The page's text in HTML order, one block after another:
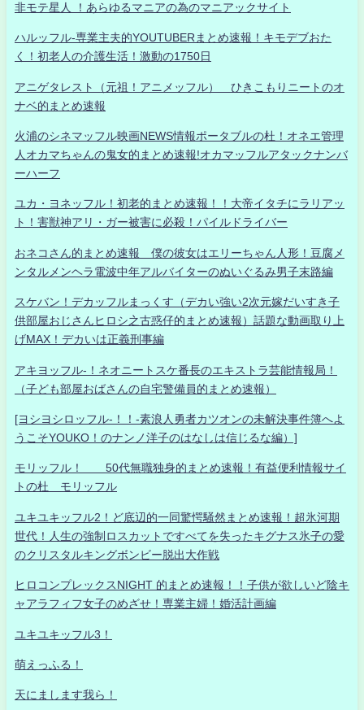
非モテ星人 ！あらゆるマニアの為のマニアックサイト
ハルッフル-専業主夫的YOUTUBERまとめ速報！キモデブおた
く！初老人の介護生活！激動の1750日
アニゲタレスト（元祖！アニメッフル） ひきこもりニートのオ
ナベ的まとめ速報
火浦のシネマッフル映画NEWS情報ポータブルの杜！オネエ管理
人オカマちゃんの鬼女的まとめ速報!オカマッフルアタックナンバ
ーハーフ
ユカ・ヨネッフル！初老的まとめ速報！！大帝イタチにラリアッ
ト！害獣神アリ・ガー被害に必殺！パイルドライバー
おネコさん的まとめ速報 僕の彼女はエリーちゃん人形！豆腐メ
ンタルメンヘラ電波中年アルバイターのぬいぐるみ男子末路編
スケバン！デカッフルまっくす（デカい強い2次元嫁だいすき子
供部屋おじさんヒロシ之古惑仔的まとめ速報）話題な動画取り上
げMAX！デカいは正義刑事編
アキヨッフル-！ネオニートスケ番長のエキストラ芸能情報局！
（子ども部屋おばさんの自宅警備員的まとめ速報）
[ヨシヨシロッフル-！！-素浪人勇者カツオンの未解決事件簿へよ
うこそYOUKO！のナンノ洋子のはなしは信じるな編）]
モリッフル！ 50代無職独身的まとめ速報！有益便利情報サイ
トの杜 モリッフル
ユキユキッフル2！ど底辺的一同驚愕騒然まとめ速報！超氷河期
世代！人生の強制ロスカットですべてを失ったキグナス氷子の愛
のクリスタルキングボンビー脱出大作戦
ヒロコンプレックスNIGHT 的まとめ速報！！子供が欲しいど陰キ
ャアラフィフ女子のめざせ！専業主婦！婚活計画編
ユキユキッフル3！
萌えっふる！
天にまします我ら！